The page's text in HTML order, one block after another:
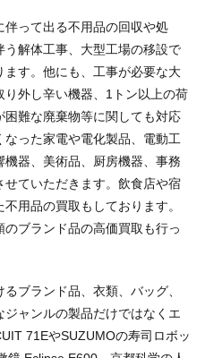
って出る不用品の回収や処
解体工事、大型工場の移設で
す。他にも、工事が必要な大
外し辛い機器、1トン以上の荷
難な廃棄物等に関しても対応
った家電や電化製品、電動工
器、美術品、厨房機器、事務
ていただきます。飲食店や宿
用品の買取もしております。
ブランド品の高価買取も行っ
ブランド品、衣類、バッグ、
ャンルの製品だけではなくエ
71EやSUZUMOの寿司ロボッ